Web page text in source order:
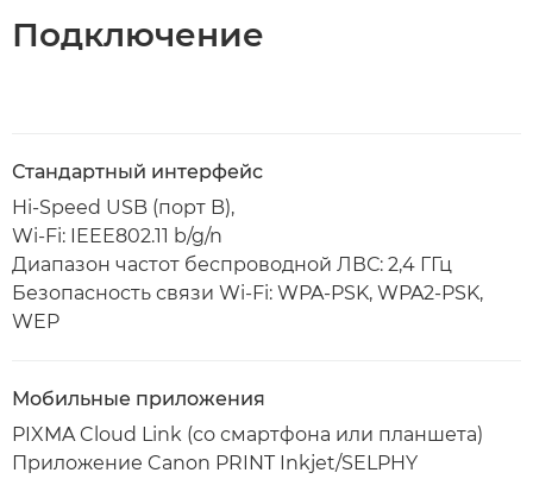
Подключение
Стандартный интерфейс
Hi-Speed USB (порт B),
Wi-Fi: IEEE802.11 b/g/n
Диапазон частот беспроводной ЛВС: 2,4 ГГц
Безопасность связи Wi-Fi: WPA-PSK, WPA2-PSK,
WEP
Мобильные приложения
PIXMA Cloud Link (со смартфона или планшета)
Приложение Canon PRINT Inkjet/SELPHY